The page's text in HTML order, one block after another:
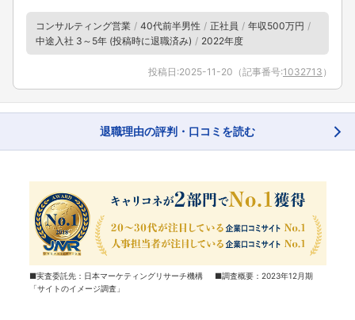
コンサルティング営業 40代前半男性 正社員
年収500万円
中途入社 3～5年 (投稿時に退職済み)
2022年度
投稿日:2025-11-20 （記事番号:1032713 ）
退職理由の評判・口コミを読む
■実査委託先：日本マーケティングリサーチ機構 ■調査概要：2023年12月期
「サイトのイメージ調査」